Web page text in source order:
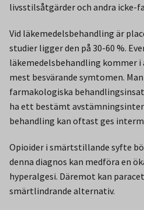
livsstilsåtgärder och andra icke-
Vid läkemedelsbehandling är
studier ligger den på 30-60 %.
läkemedelsbehandling kommer i
mest besvärande symtomen.
farmakologiska
ha ett bestämt
behandling kan oftast ges
Opioider i smärtstillande syfte
denna diagnos kan medföra en
hyperalgesi. Däremot kan
smärtlindrande alternativ.